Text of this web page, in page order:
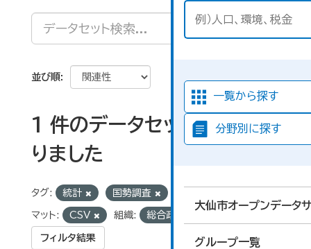
一覧から探す
分野別に探す
大仙市オープンデータ
グループ一覧
並び順
1 件のデータセットが見つか
りました
タグ: 統計 国勢調査
マット: CSV 組織: 総合政策課
フィルタ結果